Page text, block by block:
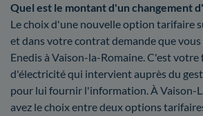
Quel est le montant d'un changement
Le choix d'une nouvelle option tarifaire
et dans votre contrat demande que
Enedis à Vaison-la-Romaine. C'est
d'électricité qui intervient auprès du
pour lui fournir l'information. À Vaison-
avez le choix entre deux options